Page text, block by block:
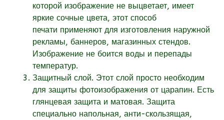
которой изображение не выцветает, имеет
яркие сочные цвета, этот способ
печати применяют для изготовления наружной
рекламы, баннеров, магазинных стендов.
Изображение не боится воды и перепады
температур.
Защитный слой. Этот слой просто необходим
для защиты фотоизображения от царапин. Есть
глянцевая защита и матовая. Защита
специально напольная, анти-скользящая,